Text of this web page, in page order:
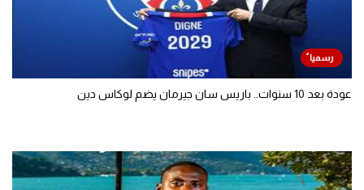
عودة بعد 10 سنوات.. باريس سان جيرمان يضم لوكاس دين